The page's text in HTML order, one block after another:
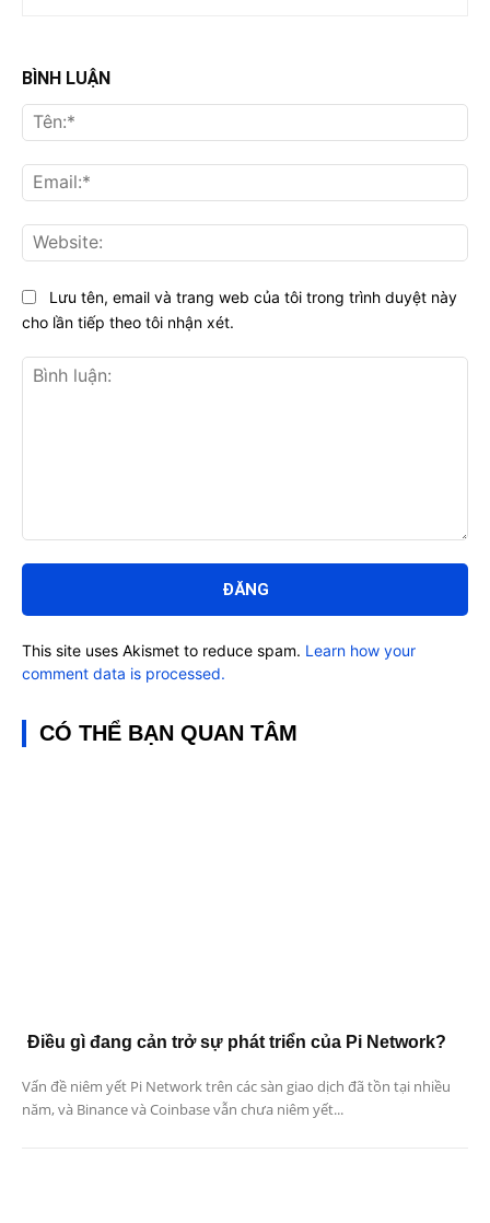
BÌNH LUẬN
luận:
Lưu tên, email và trang web của tôi trong trình duyệt này
cho lần tiếp theo tôi nhận xét.
This site uses Akismet to reduce spam. Learn how your
comment data is processed.
CÓ THỂ BẠN QUAN TÂM
Điều gì đang cản trở sự phát triển của Pi Network?
Vấn đề niêm yết Pi Network trên các sàn giao dịch đã tồn tại nhiều
năm, và Binance và Coinbase vẫn chưa niêm yết...